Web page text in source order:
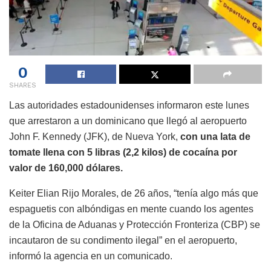
0
SHARES
Las autoridades estadounidenses informaron este lunes
que arrestaron a un dominicano que llegó al aeropuerto
John F. Kennedy (JFK), de Nueva York, con una lata de
tomate llena con 5 libras (2,2 kilos) de cocaína por
valor de 160,000 dólares.
Keiter Elian Rijo Morales, de 26 años, “tenía algo más que
espaguetis con albóndigas en mente cuando los agentes
de la Oficina de Aduanas y Protección Fronteriza (CBP) se
incautaron de su condimento ilegal” en el aeropuerto,
informó la agencia en un comunicado.